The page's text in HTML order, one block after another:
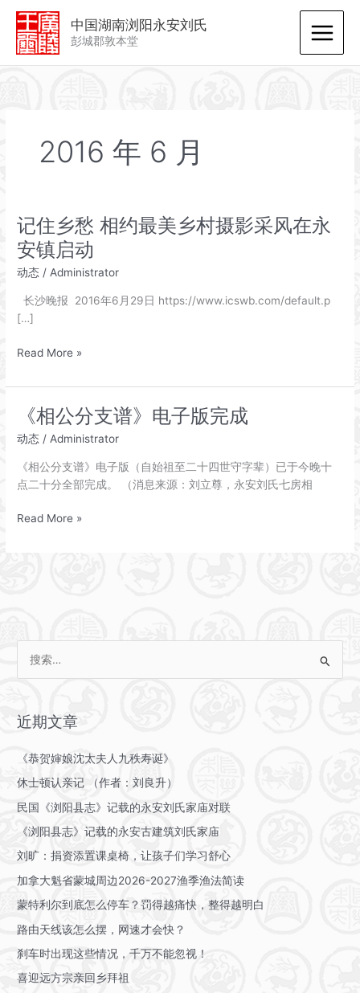
中国湖南浏阳永安刘氏
彭城郡敦本堂
2016 年 6 月
记住乡愁 相约最美乡村摄影采风在永
安镇启动
动态 /Administrator
长沙晚报 2016年6月29日 https://www.icswb.com/default.p
[…]
记
乡
约
美
乡
Read More »
《相公分支谱》电子版完成
动态 /Administrator
《相公分支谱》电子版（自始祖至二十四世守字辈）已于今晚十
点二十分全部完成。 （消息来源：刘立尊，永安刘氏七房相
《相
版
成
Read More »
近期文章
《恭贺婶娘沈太夫人九秩寿诞》
休士顿认亲记 （作者：刘良升）
民国《浏阳县志》记载的永安刘氏家庙对联
《浏阳县志》记载的永安古建筑刘氏家庙
刘旷：捐资添置课桌椅，让孩子们学习舒心
加拿大魁省蒙城周边2026-2027渔季渔法简读
蒙特利尔到底怎么停车？罚得越痛快，整得越明白
路由天线该怎么摆，网速才会快？
刹车时出现这些情况，千万不能忽视！
喜迎远方宗亲回乡拜祖